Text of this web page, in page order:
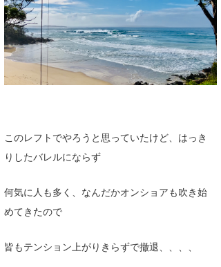
このレフトでやろうと思っていたけど、はっき
りしたバレルにならず
何気に人も多く、なんだかオンショアも吹き始
めてきたので
皆もテンション上がりきらずで撤退、、、、